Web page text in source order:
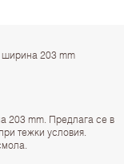
ширина 203 mm
203 mm. Предлага се в
тежки условия.